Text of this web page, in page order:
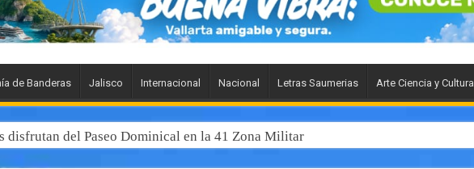
de Banderas Jalisco Internacional Nacional Letras Saumerias Arte Ciencia y Cultura
disfrutan del Paseo Dominical en la 41 Zona Militar